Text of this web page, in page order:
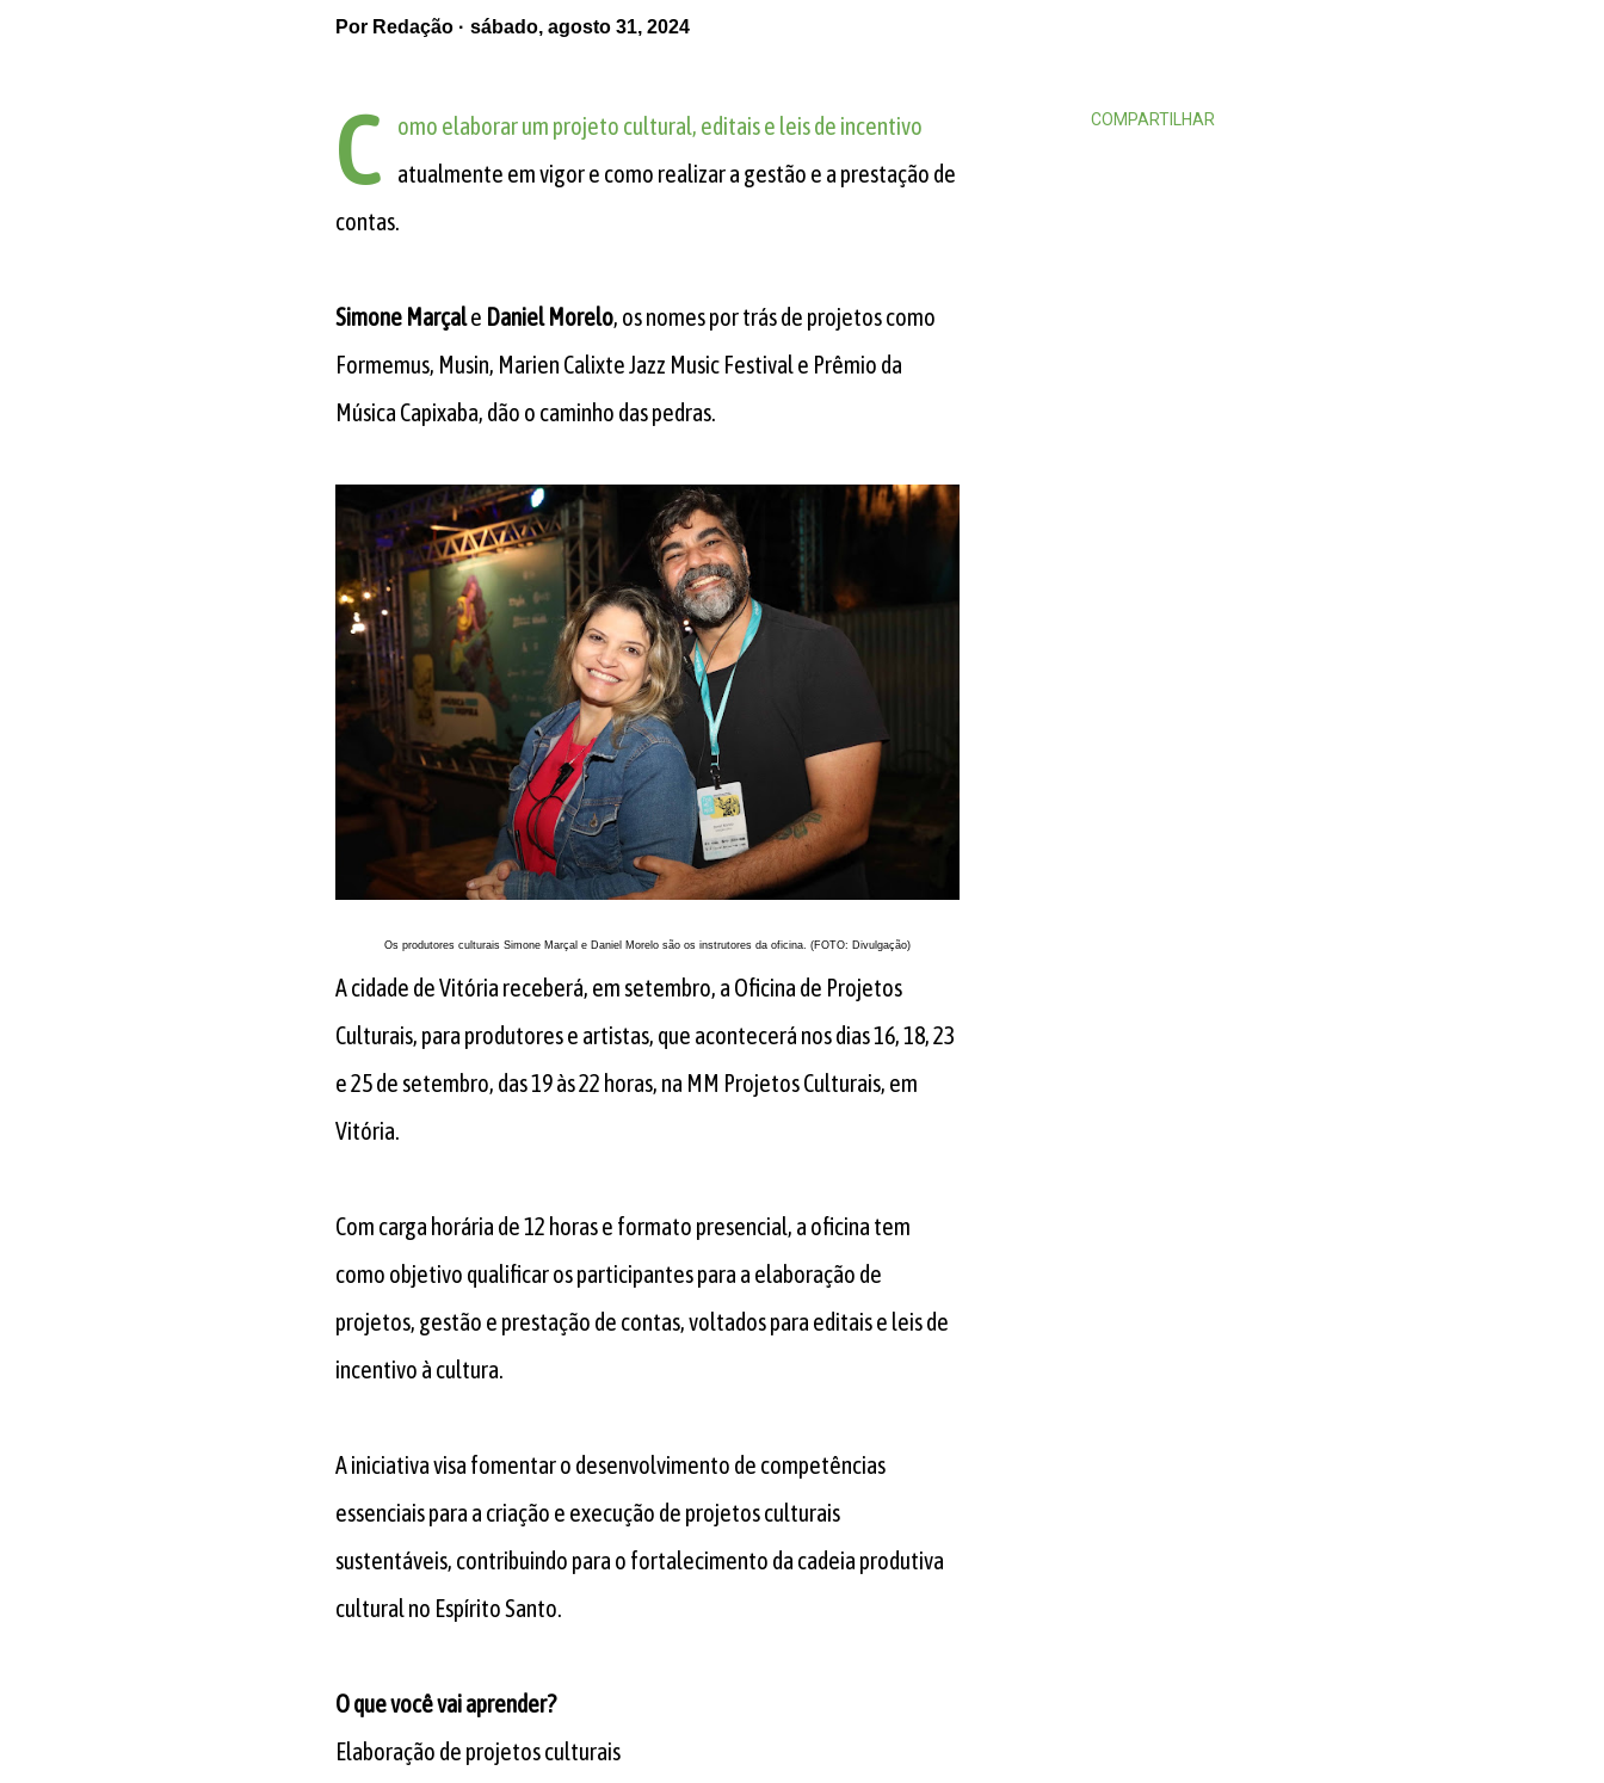
Por Redação sábado, agosto 31, 2024
C
omo elaborar um projeto cultural, editais e leis de incentivo
atualmente em vigor e como realizar a gestão e a prestação de
contas.
Simone Marçale Daniel Morelo, os nomes por trás de projetos como
Formemus, Musin, Marien Calixte Jazz Music Festival e Prêmio da
Música Capixaba, dão o caminho das pedras.
Os produtores culturais Simone Marçal e Daniel Morelo são os instrutores da oficina. (FOTO: Divulgação)
A cidade de Vitória receberá, em setembro, a Oficina de Projetos
Culturais, para produtores e artistas, que acontecerá nos dias 16, 18, 23
e 25 de setembro, das 19 às 22 horas, na MM Projetos Culturais, em
Vitória.
Com carga horária de 12 horas e formato presencial, a oficina tem
como objetivo qualificar os participantes para a elaboração de
projetos, gestão e prestação de contas, voltados para editais e leis de
incentivo à cultura.
A iniciativa visa fomentar o desenvolvimento de competências
essenciais para a criação e execução de projetos culturais
sustentáveis, contribuindo para o fortalecimento da cadeia produtiva
cultural no Espírito Santo.
O que você vai aprender?
Elaboração de projetos culturais
COMPARTILHAR